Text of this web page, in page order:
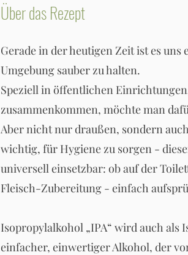
Über das Rezept
Gerade in der heutigen Zeit ist es
Umgebung sauber zu halten.
Speziell in öffentlichen
zusammenkommen, möchte man
Aber nicht nur draußen, sondern
wichtig, für Hygiene zu sorgen -
universell einsetzbar: ob auf der
Fleisch-Zubereitung - einfach
Isopropylalkohol „IPA“ wird auch
einfacher, einwertiger Alkohol, der